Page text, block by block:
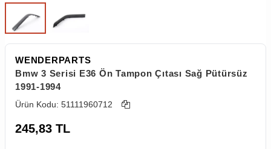
WENDERPARTS
Bmw 3 Serisi E36 Ön Tampon Çıtası Sağ Pütürsüz
1991-1994
Ürün Kodu: 51111960712
245,83 TL